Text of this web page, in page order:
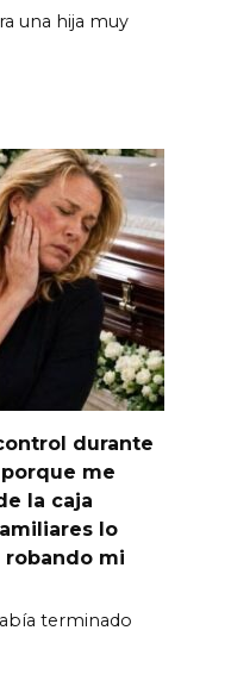
una hija muy
durante
me
la caja
lo
robando mi
terminado